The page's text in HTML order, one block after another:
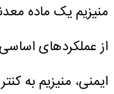
منیزیم یک ماده
از عملکردهای
ایمنی، منیزیم به